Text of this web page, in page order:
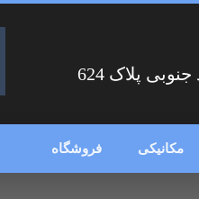
پلاک 624
فروشگاه مکانیکی